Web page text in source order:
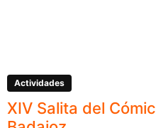
Actividades
XIV Salita del